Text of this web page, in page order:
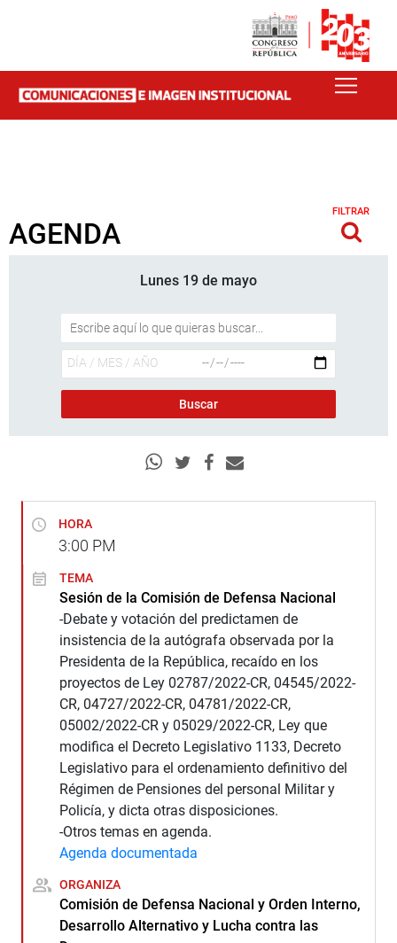
AGENDA
FILTRAR
Lunes 19 de mayo
HORA
3:00 PM
TEMA
Sesión de la Comisión de Defensa Nacional
-Debate y votación del predictamen de
insistencia de la autógrafa observada por la
Presidenta de la República, recaído en los
proyectos de Ley 02787/2022-CR, 04545/2022-
CR, 04727/2022-CR, 04781/2022-CR,
05002/2022-CR y 05029/2022-CR, Ley que
modifica el Decreto Legislativo 1133, Decreto
Legislativo para el ordenamiento definitivo del
Régimen de Pensiones del personal Militar y
Policía, y dicta otras disposiciones.
-Otros temas en agenda.
Agenda documentada
ORGANIZA
Comisión de Defensa Nacional y Orden Interno,
Desarrollo Alternativo y Lucha contra las